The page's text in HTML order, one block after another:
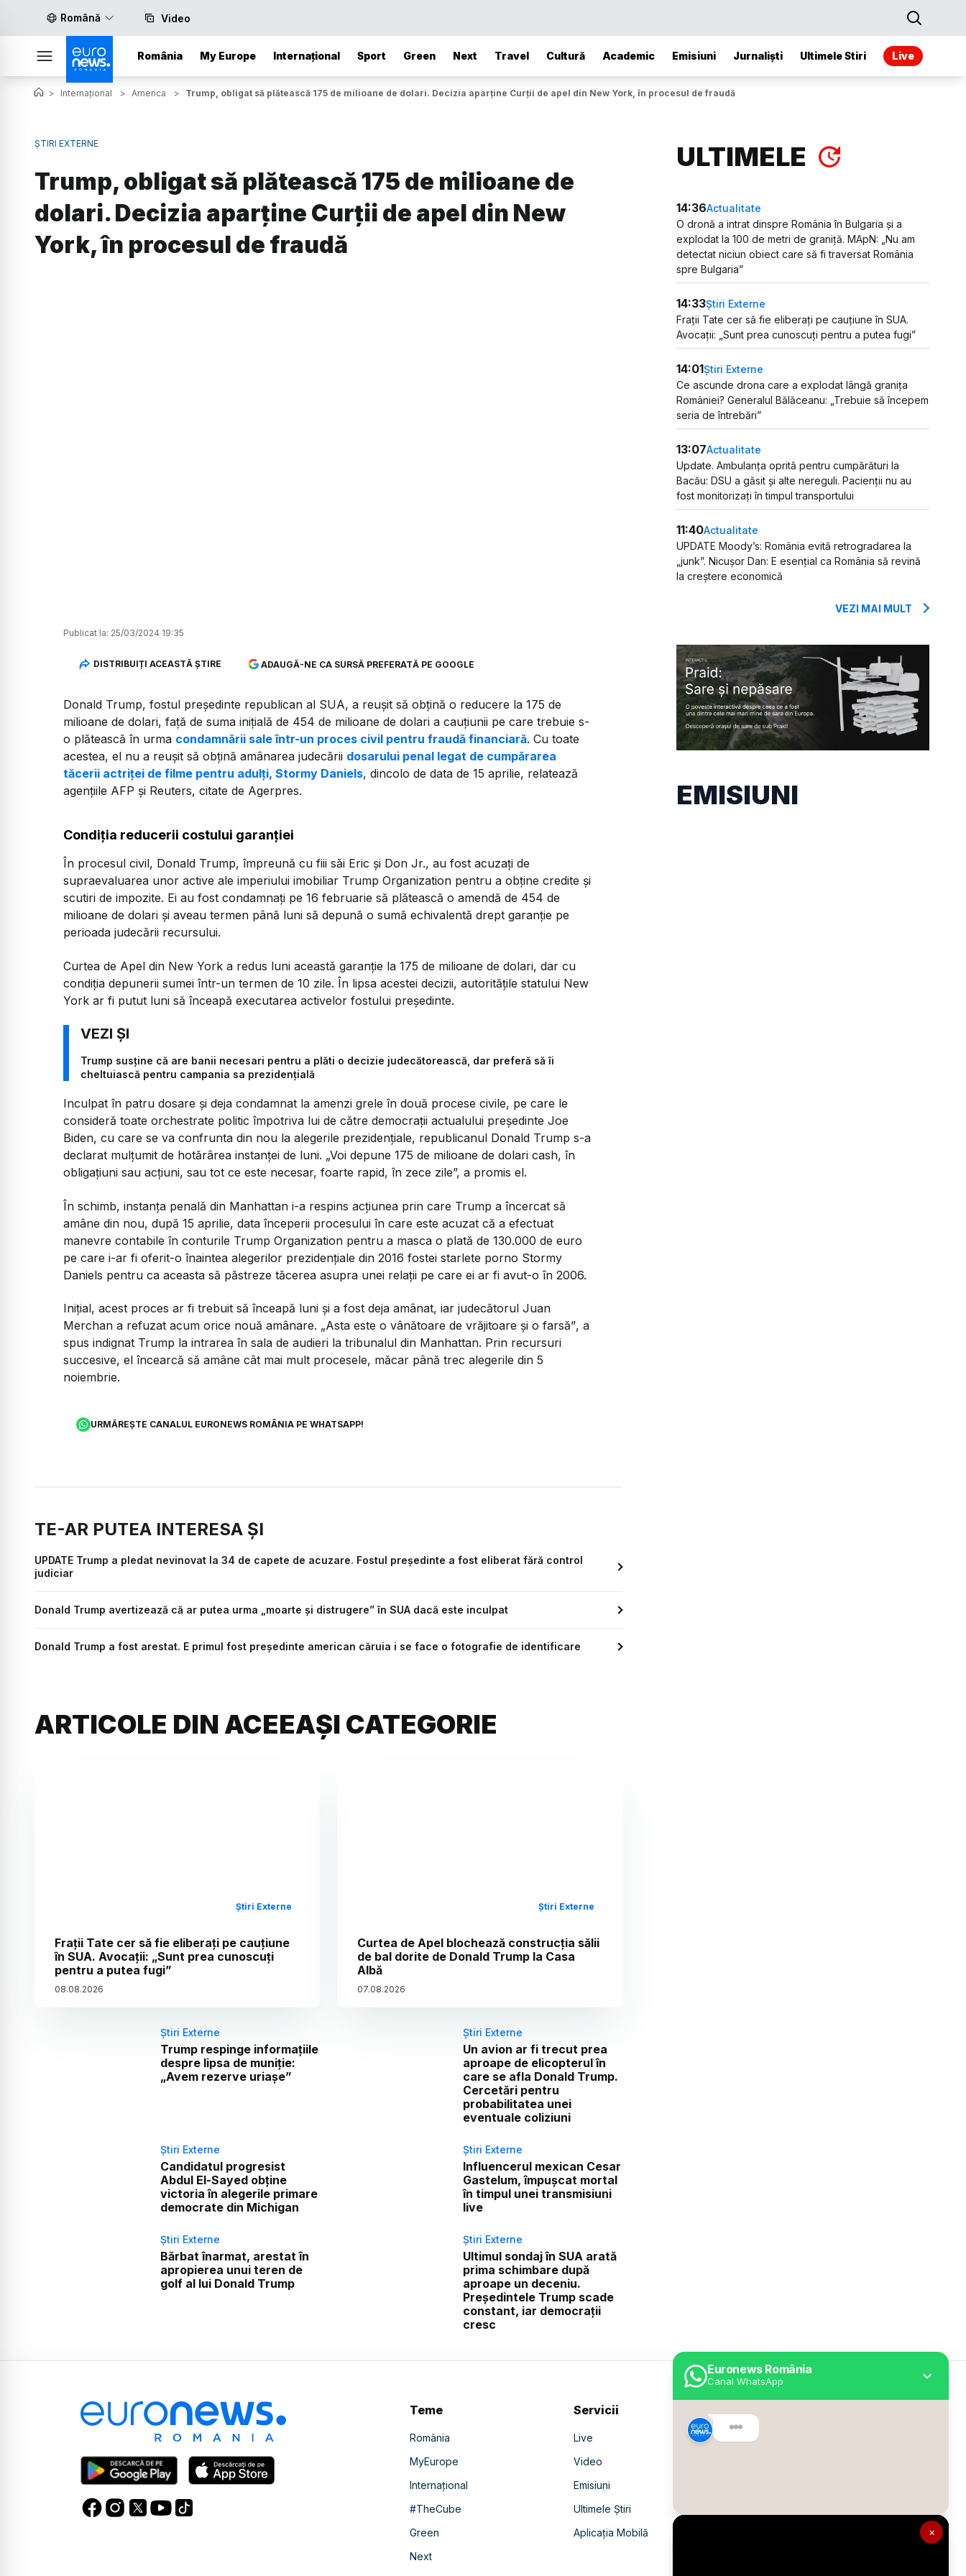
Română Video
România My Europe Internațional Sport Green Next Travel Cultură Academic Emisiuni Jurnaliști Ultimele Stiri Live
×
Euronews România
Canal WhatsApp
> Internațional > America > Trump, obligat să plătească 175 de milioane de dolari. Decizia aparține Curții de apel din New York, în procesul de fraudă
ȘTIRI EXTERNE
Trump, obligat să plătească 175 de milioane de
dolari. Decizia aparține Curții de apel din New
York, în procesul de fraudă
Publicat la: 25/03/2024 19:35
DISTRIBUIȚI ACEASTĂ ȘTIRE ADAUGĂ-NE CA SURSĂ PREFERATĂ PE GOOGLE
Donald Trump, fostul președinte republican al SUA, a reușit să obțină o reducere la 175 de
milioane de dolari, față de suma inițială de 454 de milioane de dolari a cauţiunii pe care trebuie s-
o plătească în urma condamnării sale într-un proces civil pentru fraudă financiară. Cu toate
acestea, el nu a reușit să obțină amânarea judecării dosarului penal legat de cumpărarea
tăcerii actriței de filme pentru adulți, Stormy Daniels, dincolo de data de 15 aprilie, relatează
agenţiile AFP şi Reuters, citate de Agerpres.
Condiția reducerii costului garanției
În procesul civil, Donald Trump, împreună cu fiii săi Eric şi Don Jr., au fost acuzaţi de
supraevaluarea unor active ale imperiului imobiliar Trump Organization pentru a obţine credite şi
scutiri de impozite. Ei au fost condamnaţi pe 16 februarie să plătească o amendă de 454 de
milioane de dolari şi aveau termen până luni să depună o sumă echivalentă drept garanţie pe
perioada judecării recursului.
Curtea de Apel din New York a redus luni această garanţie la 175 de milioane de dolari, dar cu
condiţia depunerii sumei într-un termen de 10 zile. În lipsa acestei decizii, autorităţile statului New
York ar fi putut luni să înceapă executarea activelor fostului preşedinte.
Trump susține că are banii necesari pentru a plăti o decizie judecătorească, dar preferă să îi
cheltuiască pentru campania sa prezidențială
Inculpat în patru dosare şi deja condamnat la amenzi grele în două procese civile, pe care le
consideră toate orchestrate politic împotriva lui de către democraţii actualului preşedinte Joe
Biden, cu care se va confrunta din nou la alegerile prezidenţiale, republicanul Donald Trump s-a
declarat mulţumit de hotărârea instanţei de luni. „Voi depune 175 de milioane de dolari cash, în
obligaţiuni sau acţiuni, sau tot ce este necesar, foarte rapid, în zece zile”, a promis el.
În schimb, instanţa penală din Manhattan i-a respins acţiunea prin care Trump a încercat să
amâne din nou, după 15 aprilie, data începerii procesului în care este acuzat că a efectuat
manevre contabile în conturile Trump Organization pentru a masca o plată de 130.000 de euro
pe care i-ar fi oferit-o înaintea alegerilor prezidenţiale din 2016 fostei starlete porno Stormy
Daniels pentru ca aceasta să păstreze tăcerea asupra unei relaţii pe care ei ar fi avut-o în 2006.
Iniţial, acest proces ar fi trebuit să înceapă luni şi a fost deja amânat, iar judecătorul Juan
Merchan a refuzat acum orice nouă amânare. „Asta este o vânătoare de vrăjitoare şi o farsă”, a
spus indignat Trump la intrarea în sala de audieri la tribunalul din Manhattan. Prin recursuri
succesive, el încearcă să amâne cât mai mult procesele, măcar până trec alegerile din 5
noiembrie.
URMĂREȘTE CANALUL EURONEWS ROMÂNIA PE WHATSAPP!
TE-AR PUTEA INTERESA ȘI
UPDATE Trump a pledat nevinovat la 34 de capete de acuzare. Fostul președinte a fost eliberat fără control
judiciar
Donald Trump avertizează că ar putea urma „moarte şi distrugere” în SUA dacă este inculpat
Donald Trump a fost arestat. E primul fost președinte american căruia i se face o fotografie de identificare
ARTICOLE DIN ACEEAȘI CATEGORIE
Știri Externe
Frații Tate cer să fie eliberați pe cauțiune
în SUA. Avocații: „Sunt prea cunoscuți
pentru a putea fugi”
08.08.2026
Știri Externe
Curtea de Apel blochează construcția sălii
de bal dorite de Donald Trump la Casa
Albă
07.08.2026
Știri Externe
Trump respinge informațiile
despre lipsa de muniție:
„Avem rezerve uriașe”
Știri Externe
Un avion ar fi trecut prea
aproape de elicopterul în
care se afla Donald Trump.
Cercetări pentru
probabilitatea unei
eventuale coliziuni
Știri Externe
Candidatul progresist
Abdul El-Sayed obține
victoria în alegerile primare
democrate din Michigan
Știri Externe
Influencerul mexican Cesar
Gastelum, împușcat mortal
în timpul unei transmisiuni
live
Știri Externe
Bărbat înarmat, arestat în
apropierea unui teren de
golf al lui Donald Trump
Știri Externe
Ultimul sondaj în SUA arată
prima schimbare după
aproape un deceniu.
Președintele Trump scade
constant, iar democrații
cresc
ULTIMELE
14:36Actualitate
O dronă a intrat dinspre România în Bulgaria și a
explodat la 100 de metri de graniță. MApN: „Nu am
detectat niciun obiect care să fi traversat România
spre Bulgaria”
14:33Știri Externe
Frații Tate cer să fie eliberați pe cauțiune în SUA.
Avocații: „Sunt prea cunoscuți pentru a putea fugi”
14:01Știri Externe
Ce ascunde drona care a explodat lângă granița
României? Generalul Bălăceanu: „Trebuie să începem
seria de întrebări”
13:07Actualitate
Update. Ambulanța oprită pentru cumpărături la
Bacău: DSU a găsit și alte nereguli. Pacienții nu au
fost monitorizați în timpul transportului
11:40Actualitate
UPDATE Moody’s: România evită retrogradarea la
„junk”. Nicușor Dan: E esențial ca România să revină
la creștere economică
VEZI MAI MULT
EMISIUNI
Teme
România
MyEurope
Internațional
#TheCube
Green
Next
Servicii
Live
Video
Emisiuni
Ultimele Știri
Aplicația Mobilă
Despre Euronews